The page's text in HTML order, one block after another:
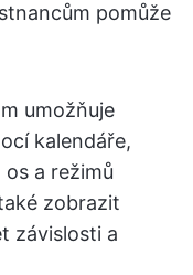
pomůže
umožňuje
kalendáře,
a režimů
zobrazit
závislosti a